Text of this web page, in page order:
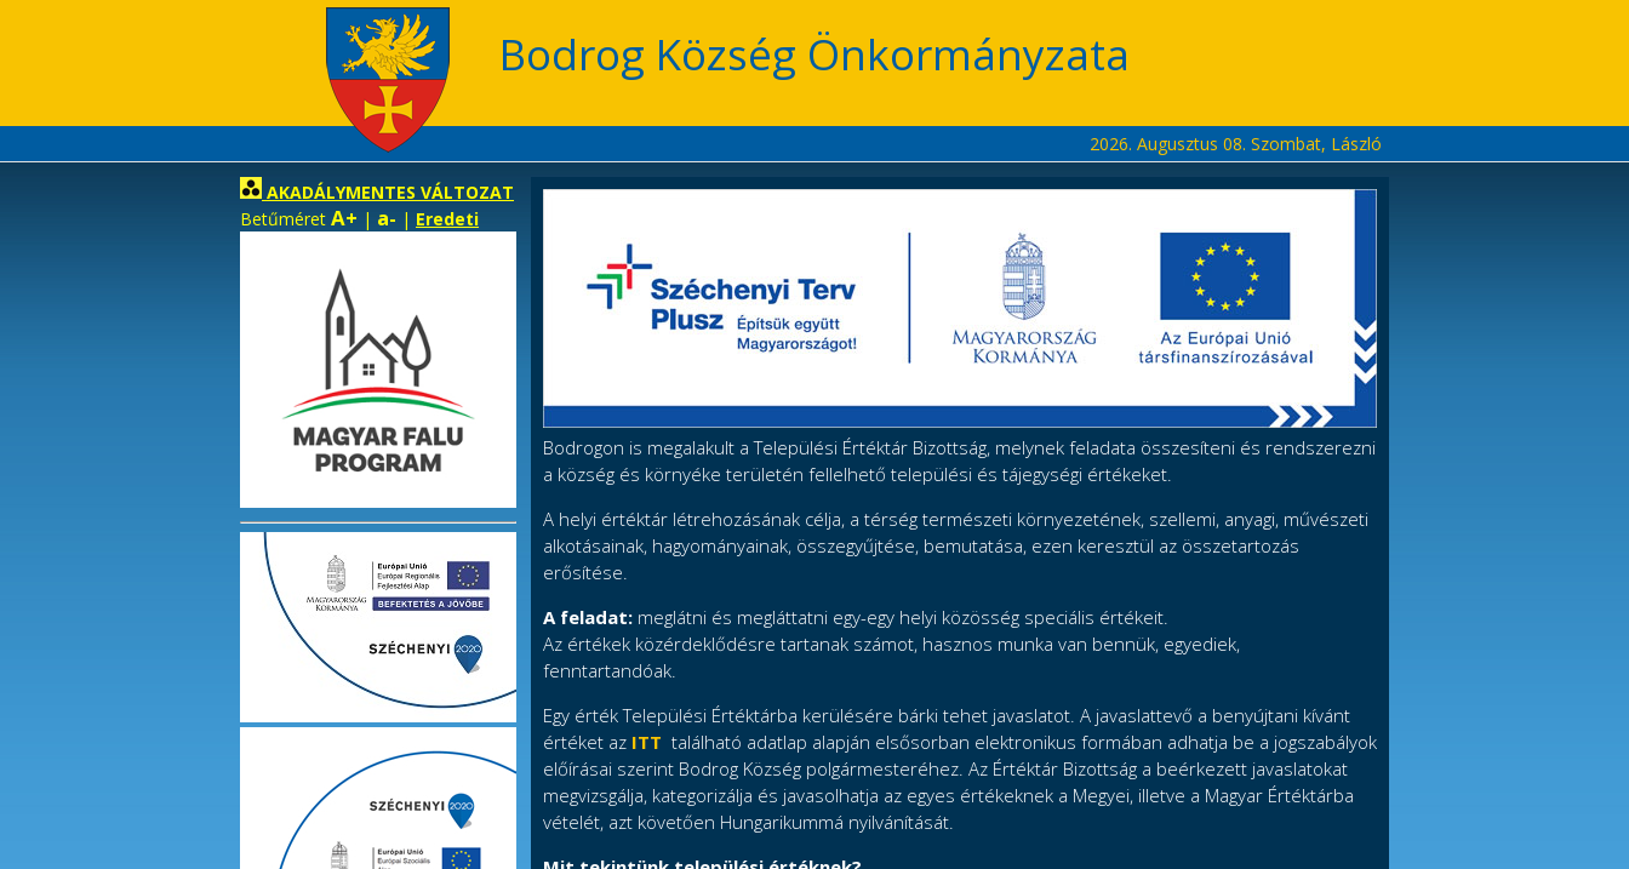
Bodrog Község Önkormányzata
2026. Augusztus 08. Szombat, László
AKADÁLYMENTES VÁLTOZAT
Betűméret A+ | a- | Eredeti
Bodrogon is megalakult a Települési Értéktár Bizottság, melynek feladata összesíteni és rendszerezni
a község és környéke területén fellelhető települési és tájegységi értékeket.
A helyi értéktár létrehozásának célja, a térség természeti környezetének, szellemi, anyagi, művészeti
alkotásainak, hagyományainak, összegyűjtése, bemutatása, ezen keresztül az összetartozás
erősítése.
A feladat: meglátni és megláttatni egy-egy helyi közösség speciális értékeit.
Az értékek közérdeklődésre tartanak számot, hasznos munka van bennük, egyediek,
fenntartandóak.
Egy érték Települési Értéktárba kerülésére bárki tehet javaslatot. A javaslattevő a benyújtani kívánt
értéket az ITT található adatlap alapján elsősorban elektronikus formában adhatja be a jogszabályok
előírásai szerint Bodrog Község polgármesteréhez. Az Értéktár Bizottság a beérkezett javaslatokat
megvizsgálja, kategorizálja és javasolhatja az egyes értékeknek a Megyei, illetve a Magyar Értéktárba
vételét, azt követően Hungarikummá nyilvánítását.